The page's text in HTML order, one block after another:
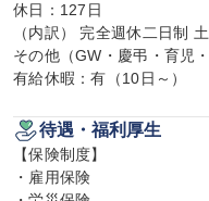
休日：127日
（内訳） 完全週休二日制
その他（GW・慶弔・育児
有給休暇：有（10日～）
待遇・福利厚生
【保険制度】
・雇用保険